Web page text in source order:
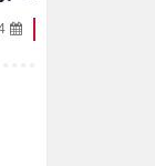
04